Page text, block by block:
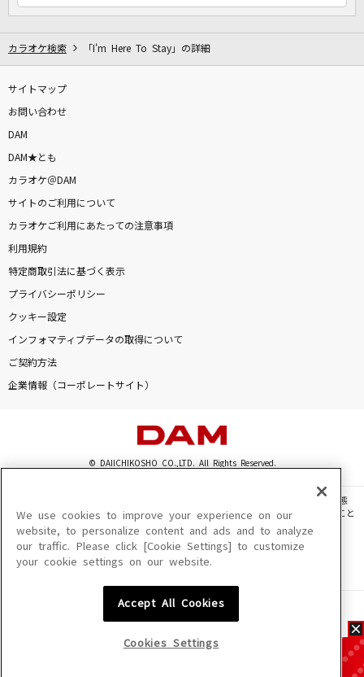
カラオケをもっと楽しもう！
カラオケ検索 「I'm Here To Stay」の詳細
サイトマップ
お問い合わせ
DAM
DAM★とも
カラオケ＠DAM
サイトのご利用について
カラオケご利用にあたっての注意事項
利用規約
特定商取引法に基づく表示
プライバシーポリシー
クッキー設定
インフォマティブデータの取得について
ご契約方法
企業情報（コーポレートサイト）
© DAIICHIKOSHO CO.,LTD. All Rights Reserved.
このサイトに掲載されている一切の文章・画像・写真・動画・音声等を、手段や形態
を問わず、著作権法の定める範囲を超えて無断で複製、転載、ファイル化などすること
を禁じます。
楽曲及びコンテンツは、機種によりご利用いただけない場合があります。
楽曲及びコンテンツの配信日、配信内容が変更になる場合があります。
We use cookies to improve your experience on our
website, to personalize content and ads and to analyze
our traffic. Please click [Cookie Settings] to customize
your cookie settings on our website.
Accept All Cookies
Cookies Settings